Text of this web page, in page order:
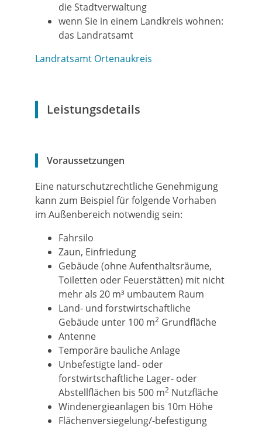
die Stadtverwaltung
wenn Sie in einem Landkreis wohnen:
das Landratsamt
Landratsamt Ortenaukreis
Leistungsdetails
Voraussetzungen
Eine naturschutzrechtliche Genehmigung
kann zum Beispiel für folgende Vorhaben
im Außenbereich notwendig sein:
Fahrsilo
Zaun, Einfriedung
Gebäude (ohne Aufenthaltsräume,
Toiletten oder Feuerstätten) mit nicht
mehr als 20 m³ umbautem Raum
Land- und forstwirtschaftliche
Gebäude unter 100 m2 Grundfläche
Antenne
Temporäre bauliche Anlage
Unbefestigte land- oder
forstwirtschaftliche Lager- oder
Abstellflächen bis 500 m2 Nutzfläche
Windenergieanlagen bis 10m Höhe
Flächenversiegelung/-befestigung